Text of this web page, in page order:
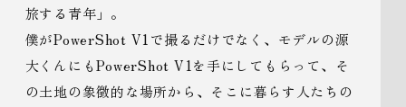
旅する青年」。
僕がPowerShot V1で撮るだけでなく、モデルの源
大くんにもPowerShot V1を手にしてもらって、そ
の土地の象徴的な場所から、そこに暮らす人たちの